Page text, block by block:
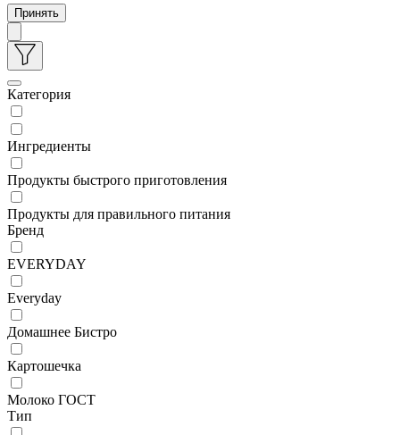
Принять
Категория
Ингредиенты
Продукты быстрого приготовления
Продукты для правильного питания
Бренд
EVERYDAY
Everyday
Домашнее Бистро
Картошечка
Молоко ГОСТ
Тип